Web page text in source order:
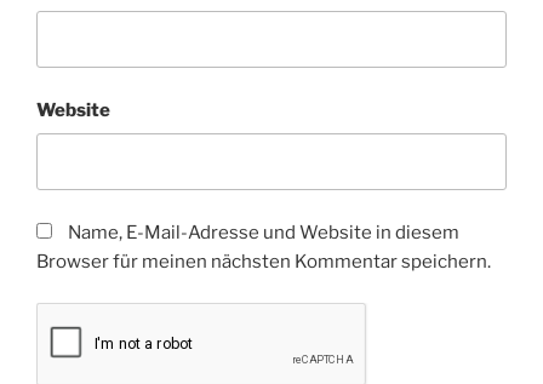
Website
Name, E-Mail-Adresse und Website in diesem
Browser für meinen nächsten Kommentar speichern.